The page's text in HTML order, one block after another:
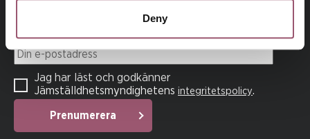
Deny
Prenumerera på vårt nyhetsbrev
Din e-postadress
Prenumerera
Jag har läst och godkänner
Jämställdhetsmyndighetens integritetspolicy.